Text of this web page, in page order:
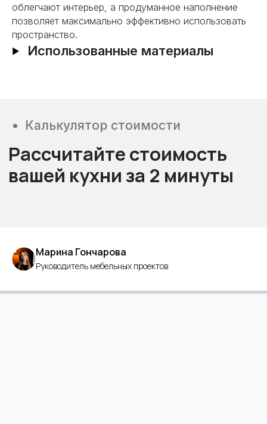
облегчают интерьер, а продуманное наполнение
позволяет максимально эффективно использовать
пространство.
Использованные материалы
Марина Гончарова
Руководитель мебельных проектов